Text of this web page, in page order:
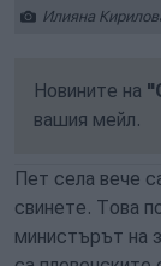
Илияна
Новините на
вашия мейл.
Пет села вече
свинете. Това
министърът на